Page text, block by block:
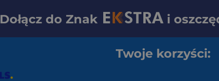
Dołącz do Znak i
Twoje korzyści: